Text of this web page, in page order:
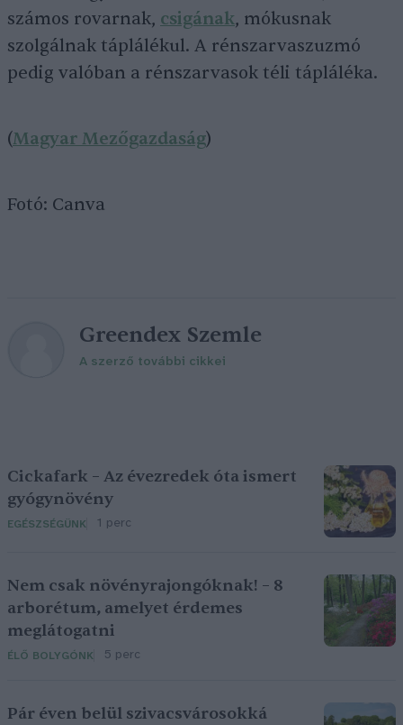
számos rovarnak, csigának, mókusnak
szolgálnak táplálékul. A rénszarvaszuzmó
pedig valóban a rénszarvasok téli tápláléka.
(Magyar Mezőgazdaság)
Fotó: Canva
Greendex Szemle
A szerző további cikkei
Cickafark – Az évezredek óta ismert
gyógynövény
EGÉSZSÉGÜNK 1 perc
Nem csak növényrajongóknak! – 8
arborétum, amelyet érdemes
meglátogatni
ÉLŐ BOLYGÓNK 5 perc
Pár éven belül szivacsvárosokká